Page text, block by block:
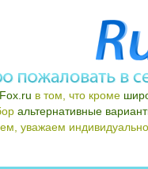
в том, что кроме
альтернативные
уважаем